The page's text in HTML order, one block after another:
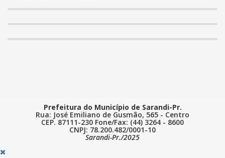
Prefeitura do Município de Sarandi-Pr.
Rua: José Emiliano de Gusmão, 565 - Centro
CEP. 87111-230 Fone/Fax: (44) 3264 - 8600
CNPJ: 78.200.482/0001-10
Sarandi-Pr./2025